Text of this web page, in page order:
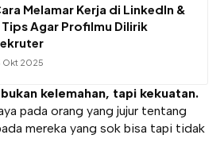
Melamar Kerja di LinkedIn &
Tips Agar Profilmu Dilirik
Okt 2025
kelemahan, tapi kekuatan.
pada orang yang jujur tentang
mereka yang sok bisa tapi tidak